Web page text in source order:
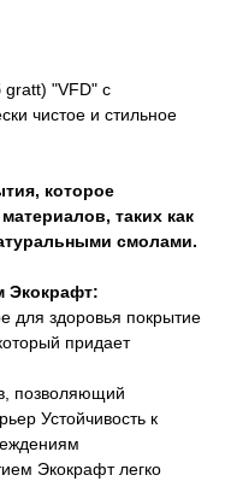
gratt) "VFD" с
чистое и стильное
которое
таких как
смолами.
Экокрафт:
для здоровья покрытие
придает
позволяющий
Устойчивость к
Экокрафт легко